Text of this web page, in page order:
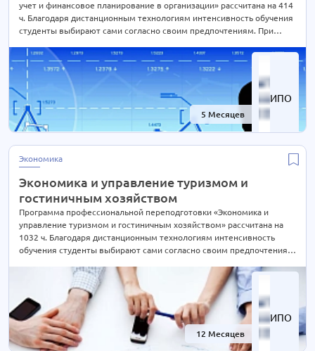
Системы коммуникаций 1 курс
Сметное дело 2 курса
Социальная работа 6 курсов
Спорт и фитнес
Стоматология 6 курсов
Строительство 100 курсов
Судебная экспертиза
Теплоэнергетика 2 курса
Транспорт (БДД) 18 курсов
Туризм
Управление бизнесом
Управление продажами 6 курсов
Управление проектами
Финансовый менеджмент 3 курса
Холодильное оборудование
Экологическая безопасность 2 курса
Экономика 63 курса
Экспертиза и оценка 12 курсов
ИПО
5 Месяцев -60%
учет и финансовое планирование в организации» рассчитана на 414
ч. Благодаря дистанционным технологиям интенсивность обучения
студенты выбирают сами согласно своим предпочтениям. При
СОКРАЩЕНА В 2 РАЗА! Подробности уточняйте по телефону на сайте
или отправьте нам заявку для консультации.
ИПО
12 Месяцев -60%
Экономика
Экономика и управление туризмом и
гостиничным хозяйством
Программа профессиональной переподготовки «Экономика и
управление туризмом и гостиничным хозяйством» рассчитана на
1032 ч. Благодаря дистанционным технологиям интенсивность
обучения студенты выбирают сами согласно своим предпочтениям.
СОКРАЩЕНА В 2 РАЗА! Подробности уточняйте по телефону на сайте
или отправьте нам заявку для консультации.